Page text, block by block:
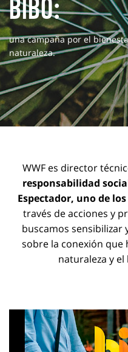
una campaña por el
naturaleza.
WWF es director
responsabilidad
Espectador, uno de
través de acciones y
buscamos sensibilizar
sobre la conexión que
naturaleza y